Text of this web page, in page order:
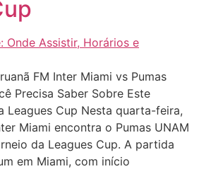
FM Inter Miami vs Pumas
Precisa Saber Sobre Este
Leagues Cup Nesta quarta-feira,
Miami encontra o Pumas UNAM
da Leagues Cup. A partida
em Miami, com início